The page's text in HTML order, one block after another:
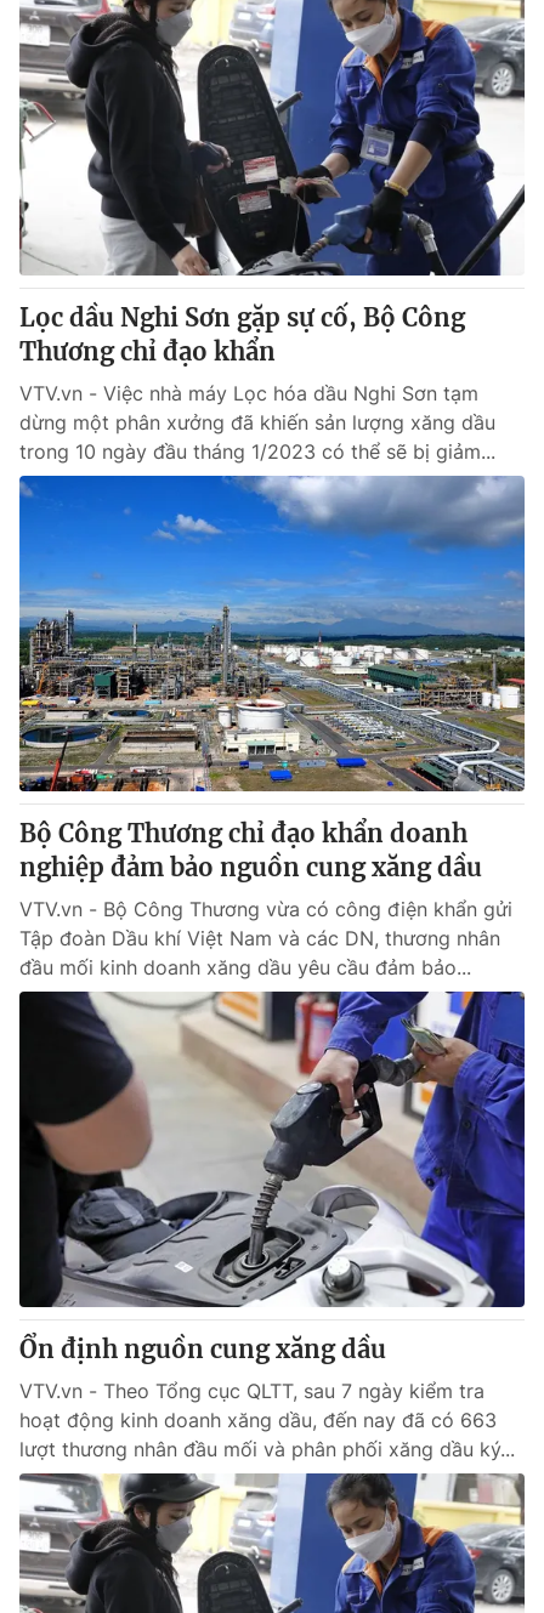
Lọc dầu Nghi Sơn gặp sự cố, Bộ Công
Thương chỉ đạo khẩn
VTV.vn - Việc nhà máy Lọc hóa dầu Nghi Sơn tạm
dừng một phân xưởng đã khiến sản lượng xăng dầu
trong 10 ngày đầu tháng 1/2023 có thể sẽ bị giảm...
Bộ Công Thương chỉ đạo khẩn doanh
nghiệp đảm bảo nguồn cung xăng dầu
VTV.vn - Bộ Công Thương vừa có công điện khẩn gửi
Tập đoàn Dầu khí Việt Nam và các DN, thương nhân
đầu mối kinh doanh xăng dầu yêu cầu đảm bảo...
Ổn định nguồn cung xăng dầu
VTV.vn - Theo Tổng cục QLTT, sau 7 ngày kiểm tra
hoạt động kinh doanh xăng dầu, đến nay đã có 663
lượt thương nhân đầu mối và phân phối xăng dầu ký...